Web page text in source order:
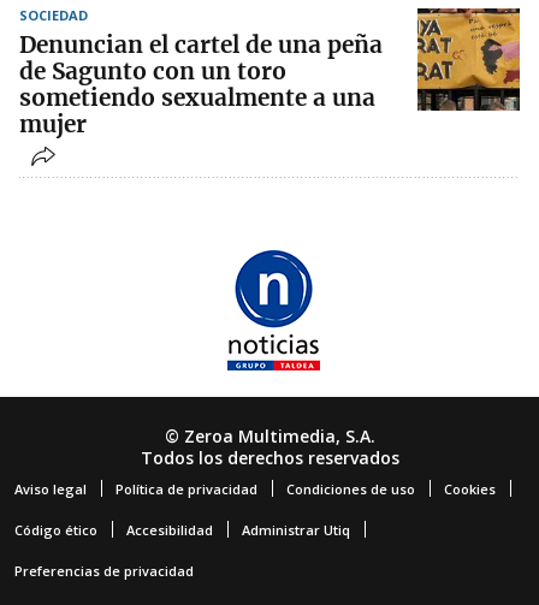
SOCIEDAD
Denuncian el cartel de una peña
de Sagunto con un toro
sometiendo sexualmente a una
mujer
© Zeroa Multimedia, S.A.
Todos los derechos reservados
Aviso legal Política de privacidad Condiciones de uso Cookies
Código ético Accesibilidad Administrar Utiq
Preferencias de privacidad